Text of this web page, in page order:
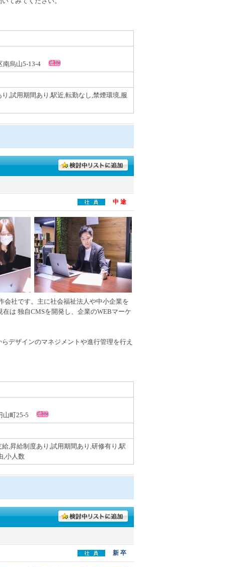
南烏山5-13-4
,試用期間あり,駅近,転勤なし,禁煙環境,服
中 途
会社です。主に社会福祉法人や中小企業を
は 独自CMSを開発し、企業のWEBマーケ
デザインのマネジメントや進行管理を行え
山町25-5
,昇給制度あり,試用期間あり,研修有り,駅
,小人数
新 卒